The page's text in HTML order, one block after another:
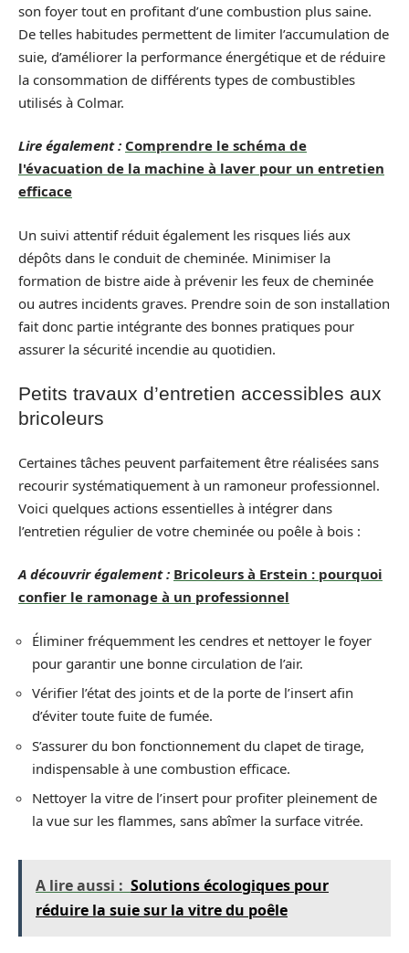
son foyer tout en profitant d’une combustion plus saine.
De telles habitudes permettent de limiter l’accumulation de
suie, d’améliorer la performance énergétique et de réduire
la consommation de différents types de combustibles
utilisés à Colmar.
Lire également : Comprendre le schéma de
l'évacuation de la machine à laver pour un entretien
efficace
Un suivi attentif réduit également les risques liés aux
dépôts dans le conduit de cheminée. Minimiser la
formation de bistre aide à prévenir les feux de cheminée
ou autres incidents graves. Prendre soin de son installation
fait donc partie intégrante des bonnes pratiques pour
assurer la sécurité incendie au quotidien.
Petits travaux d’entretien accessibles aux
bricoleurs
Certaines tâches peuvent parfaitement être réalisées sans
recourir systématiquement à un ramoneur professionnel.
Voici quelques actions essentielles à intégrer dans
l’entretien régulier de votre cheminée ou poêle à bois :
A découvrir également : Bricoleurs à Erstein : pourquoi
confier le ramonage à un professionnel
Éliminer fréquemment les cendres et nettoyer le foyer
pour garantir une bonne circulation de l’air.
Vérifier l’état des joints et de la porte de l’insert afin
d’éviter toute fuite de fumée.
S’assurer du bon fonctionnement du clapet de tirage,
indispensable à une combustion efficace.
Nettoyer la vitre de l’insert pour profiter pleinement de
la vue sur les flammes, sans abîmer la surface vitrée.
A lire aussi : Solutions écologiques pour
réduire la suie sur la vitre du poêle